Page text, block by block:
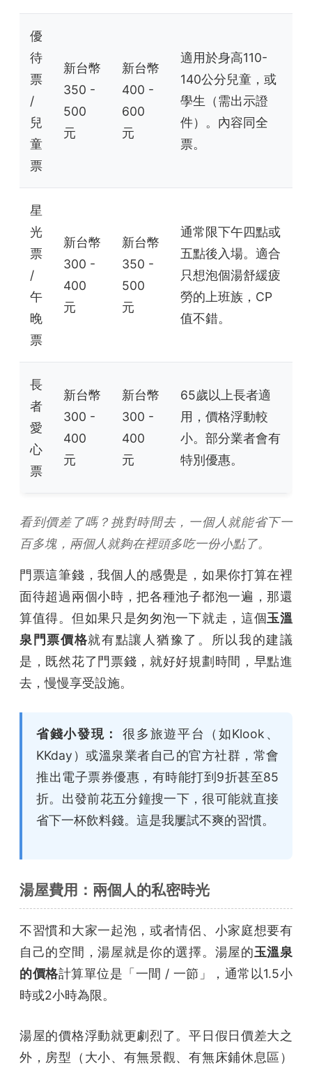
優
待
票
/
兒
童
票
新台幣
350 -
500
元
新台幣
400 -
600
元
適用於身高110-
140公分兒童，或
學生（需出示證
件）。內容同全
票。
星
光
票
/
午
晚
票
新台幣
300 -
400
元
新台幣
350 -
500
元
通常限下午四點或
五點後入場。適合
只想泡個湯舒緩疲
勞的上班族，CP
值不錯。
長
者
愛
心
票
新台幣
300 -
400
元
新台幣
300 -
400
元
65歲以上長者適
用，價格浮動較
小。部分業者會有
特別優惠。
看到價差了嗎？挑對時間去，一個人就能省下一
百多塊，兩個人就夠在裡頭多吃一份小點了。
門票這筆錢，我個人的感覺是，如果你打算在裡
面待超過兩個小時，把各種池子都泡一遍，那還
算值得。但如果只是匆匆泡一下就走，這個玉溫
泉門票價格就有點讓人猶豫了。所以我的建議
是，既然花了門票錢，就好好規劃時間，早點進
去，慢慢享受設施。
省錢小發現：
很多旅遊平台（如Klook、
KKday）或溫泉業者自己的官方社群，常會
推出電子票券優惠，有時能打到9折甚至85
折。出發前花五分鐘搜一下，很可能就直接
省下一杯飲料錢。這是我屢試不爽的習慣。
湯屋費用：兩個人的私密時光
不習慣和大家一起泡，或者情侶、小家庭想要有
自己的空間，湯屋就是你的選擇。湯屋的玉溫泉
的價格計算單位是「一間 / 一節」，通常以1.5小
時或2小時為限。
湯屋的價格浮動就更劇烈了。平日假日價差大之
外，房型（大小、有無景觀、有無床鋪休息區）